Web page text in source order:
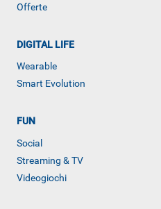
Offerte
DIGITAL LIFE
Wearable
Smart Evolution
FUN
Social
Streaming & TV
Videogiochi